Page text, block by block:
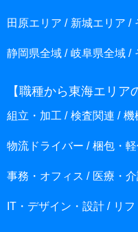
田原エリア 新城エリア
静岡県全域 岐阜県全域
【職種から東海エリア
組立・加工 検査関連 機
物流ドライバー 梱包・
事務・オフィス 医療・
IT・デザイン・設計 リフ